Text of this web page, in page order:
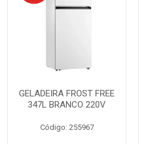
GELADEIRA FROST FREE
347L BRANCO 220V
Código: 255967